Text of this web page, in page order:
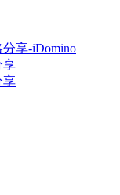
享
享